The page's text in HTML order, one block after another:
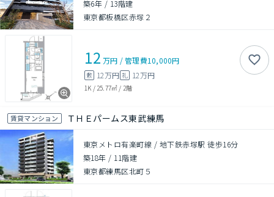
築6年 / 13階建
東京都板橋区赤塚２
12 万円 /管理費10,000円
敷 12万円 礼 12万円
1K / 25.77㎡ / 2階
賃貸マンション ＴＨＥパームス東武練馬
東京メトロ有楽町線 / 地下鉄赤塚駅 徒歩16分
築18年 / 11階建
東京都練馬区北町５